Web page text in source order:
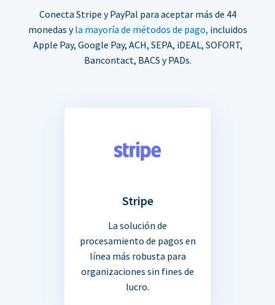
Conecta Stripe y PayPal para aceptar más de 44
monedas yla mayoría de métodos de pago, incluidos
Apple Pay, Google Pay, ACH, SEPA, iDEAL, SOFORT,
Bancontact, BACS y PADs.
Stripe
La solución de
procesamiento de pagos en
línea más robusta para
organizaciones sin fines de
lucro.